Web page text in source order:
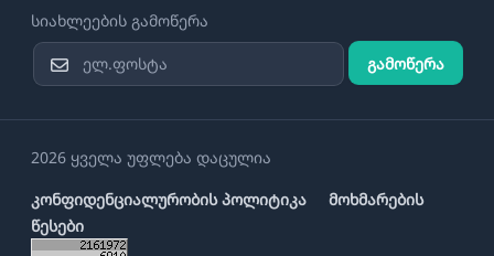
სიახლეების გამოწერა
გამოწერა
2026 ყველა უფლება დაცულია
კონფიდენციალურობის პოლიტიკა
მოხმარების
წესები